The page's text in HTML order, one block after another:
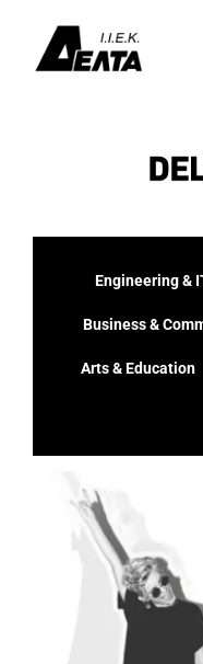
περιεχόμενο
Engineering &
Business &
Arts & Education
μεγαλύτερης
εικόνας